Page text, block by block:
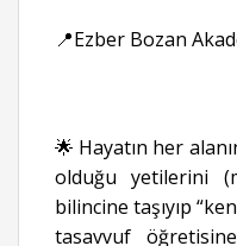
📍Ezber Bozan
🌟 Hayatın her
olduğu yetilerini
bilincine taşıyıp
tasavvuf